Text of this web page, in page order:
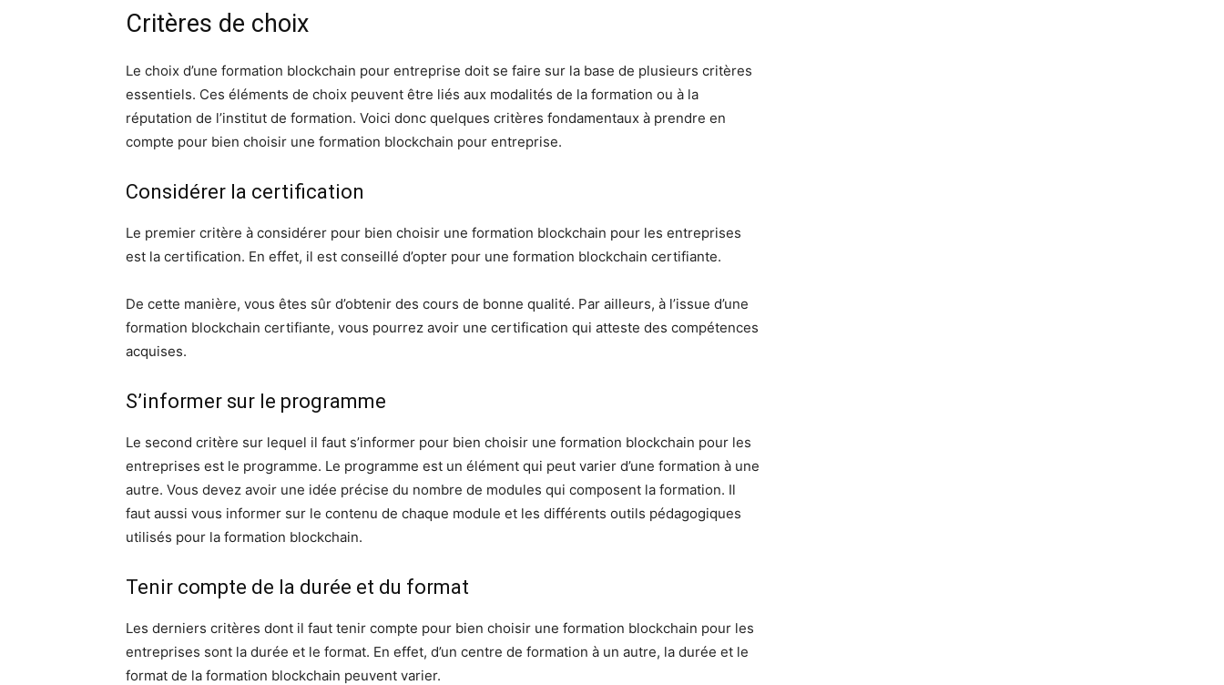
Critères de choix
Le choix d’une formation blockchain pour entreprise doit se faire sur la base de plusieurs critères
essentiels. Ces éléments de choix peuvent être liés aux modalités de la formation ou à la
réputation de l’institut de formation. Voici donc quelques critères fondamentaux à prendre en
compte pour bien choisir une formation blockchain pour entreprise.
Considérer la certification
Le premier critère à considérer pour bien choisir une formation blockchain pour les entreprises
est la certification. En effet, il est conseillé d’opter pour une formation blockchain certifiante.
De cette manière, vous êtes sûr d’obtenir des cours de bonne qualité. Par ailleurs, à l’issue d’une
formation blockchain certifiante, vous pourrez avoir une certification qui atteste des compétences
acquises.
S’informer sur le programme
Le second critère sur lequel il faut s’informer pour bien choisir une formation blockchain pour les
entreprises est le programme. Le programme est un élément qui peut varier d’une formation à une
autre. Vous devez avoir une idée précise du nombre de modules qui composent la formation. Il
faut aussi vous informer sur le contenu de chaque module et les différents outils pédagogiques
utilisés pour la formation blockchain.
Tenir compte de la durée et du format
Les derniers critères dont il faut tenir compte pour bien choisir une formation blockchain pour les
entreprises sont la durée et le format. En effet, d’un centre de formation à un autre, la durée et le
format de la formation blockchain peuvent varier.